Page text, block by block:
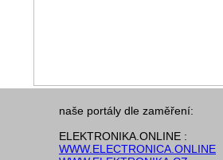
naše portály dle zaměření:
ELEKTRONIKA.ONLINE :
WWW.ELECTRONICA.ONLINE